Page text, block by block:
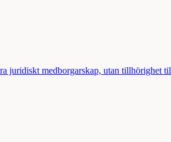
juridiskt medborgarskap, utan tillhörighet